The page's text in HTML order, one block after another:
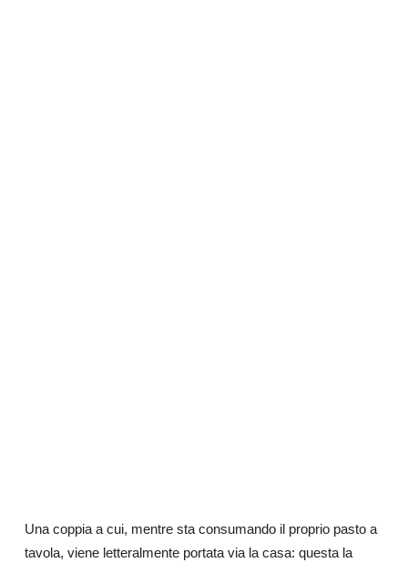
Una coppia a cui, mentre sta consumando il proprio pasto a
tavola, viene letteralmente portata via la casa: questa la